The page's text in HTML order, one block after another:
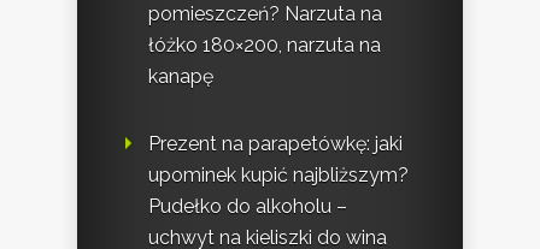
pomieszczeń? Narzuta na
łóżko 180×200, narzuta na
kanapę
Prezent na parapetówkę: jaki
upominek kupić najbliższym?
Pudełko do alkoholu –
uchwyt na kieliszki do wina